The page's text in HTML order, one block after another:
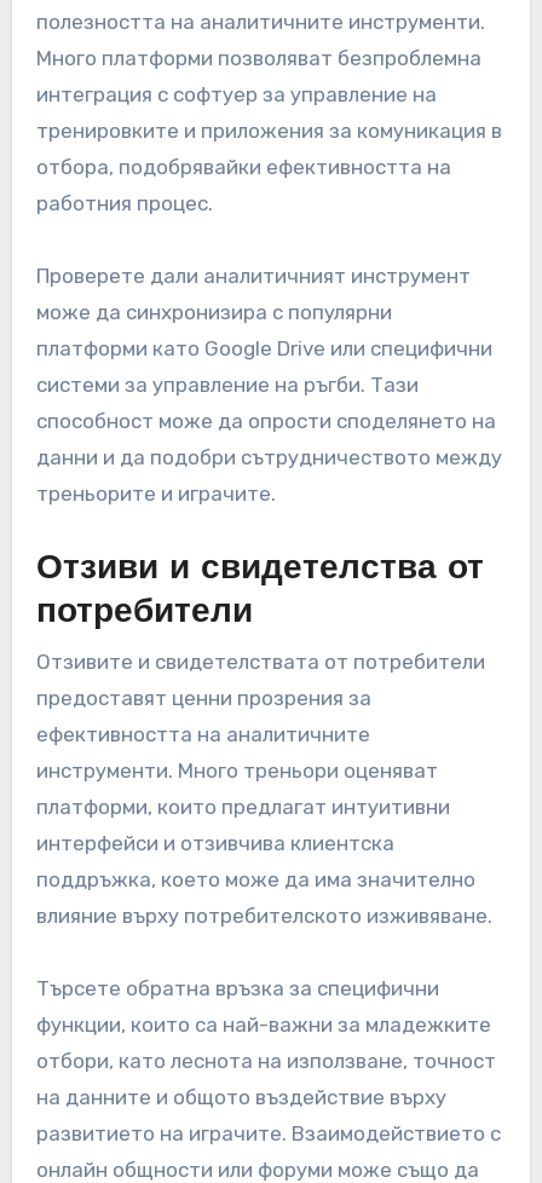
полезността на аналитичните инструменти.
Много платформи позволяват безпроблемна
интеграция с софтуер за управление на
тренировките и приложения за комуникация в
отбора, подобрявайки ефективността на
работния процес.
Проверете дали аналитичният инструмент
може да синхронизира с популярни
платформи като Google Drive или специфични
системи за управление на ръгби. Тази
способност може да опрости споделянето на
данни и да подобри сътрудничеството между
треньорите и играчите.
Отзиви и свидетелства от
потребители
Отзивите и свидетелствата от потребители
предоставят ценни прозрения за
ефективността на аналитичните
инструменти. Много треньори оценяват
платформи, които предлагат интуитивни
интерфейси и отзивчива клиентска
поддръжка, което може да има значително
влияние върху потребителското изживяване.
Търсете обратна връзка за специфични
функции, които са най-важни за младежките
отбори, като леснота на използване, точност
на данните и общото въздействие върху
развитието на играчите. Взаимодействието с
онлайн общности или форуми може също да